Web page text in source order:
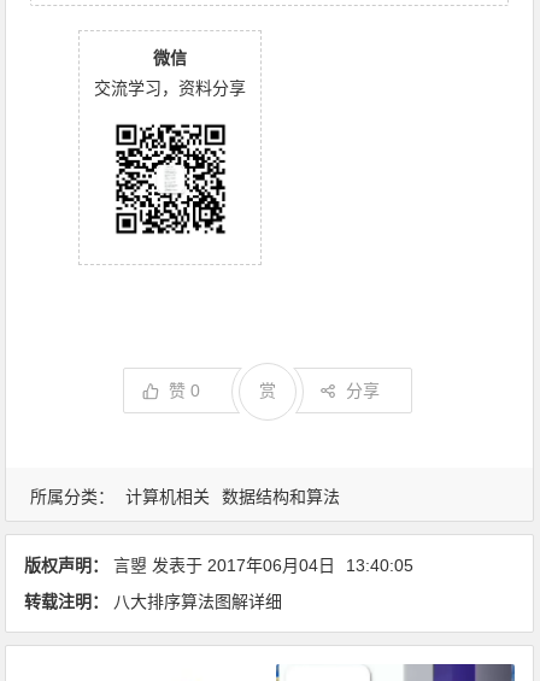
微信
交流学习，资料分享
赞0 分享
赏
所属分类： 计算机相关 数据结构和算法
版权声明： 言曌 发表于2017年06月04日
13:40:05
转载注明：
八大排序算法图解详细